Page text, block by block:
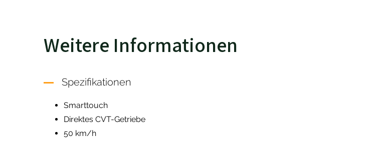
Weitere Informationen
Spezifikationen
Smarttouch
Direktes CVT-Getriebe
50 km/h